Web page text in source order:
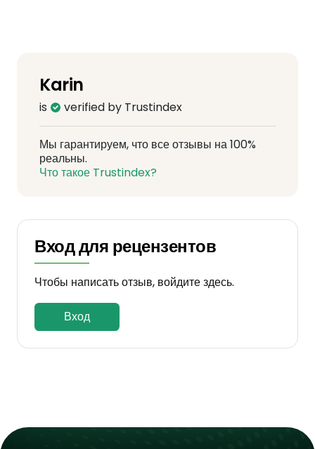
Karin
is verified by Trustindex
Мы гарантируем, что все отзывы на 100%
реальны.
Что такое Trustindex?
Вход для рецензентов
Чтобы написать отзыв, войдите здесь.
Вход